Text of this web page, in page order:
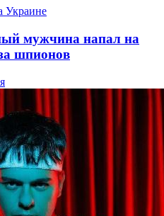
Украине
мужчина напал на
шпионов